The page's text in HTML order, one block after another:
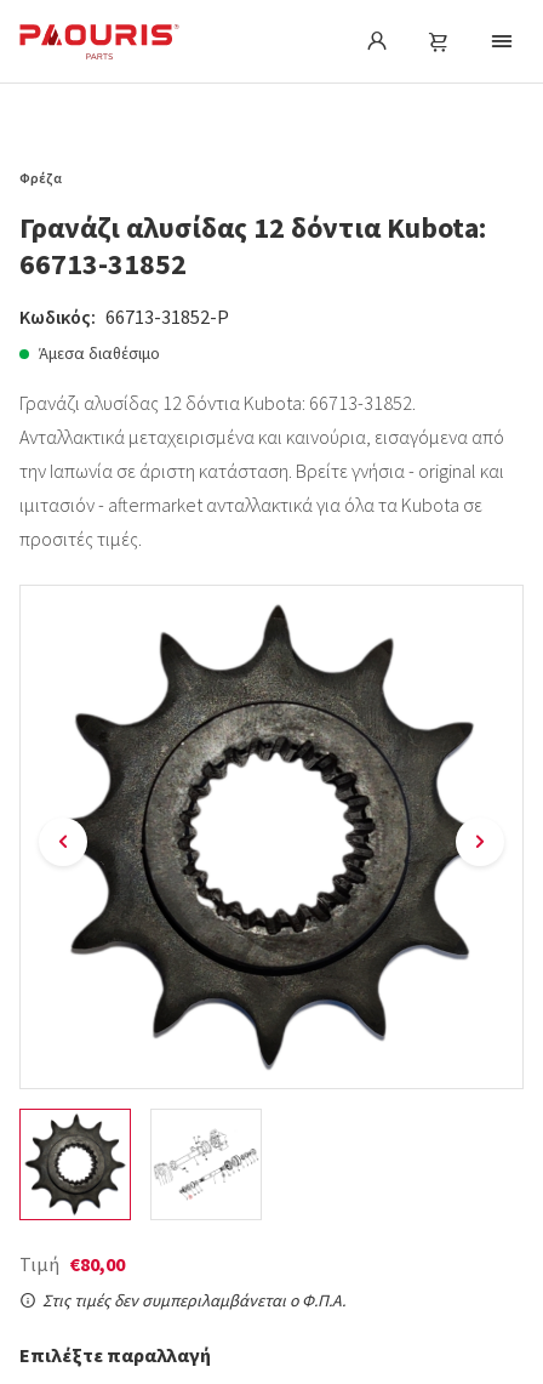
Φρέζα
Γρανάζι αλυσίδας 12 δόντια Kubota:
66713-31852
Κωδικός: 66713-31852-P
Άμεσα διαθέσιμο
Γρανάζι αλυσίδας 12 δόντια Kubota: 66713-31852.
Ανταλλακτικά μεταχειρισμένα και καινούρια, εισαγόμενα από
την Ιαπωνία σε άριστη κατάσταση. Βρείτε γνήσια - original και
ιμιτασιόν - aftermarket ανταλλακτικά για όλα τα Kubota σε
προσιτές τιμές.
Τιμή €80,00
Στις τιμές δεν συμπεριλαμβάνεται ο Φ.Π.Α.
Επιλέξτε παραλλαγή